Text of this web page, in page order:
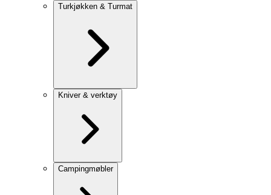
Turkjøkken & Turmat
Kniver & verktøy
Campingmøbler